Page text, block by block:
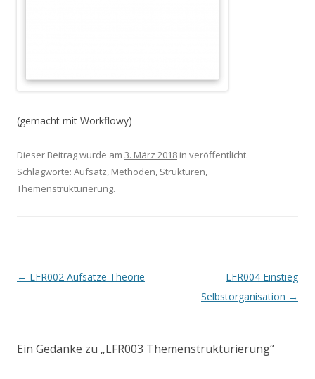
(gemacht mit Workflowy)
Dieser Beitrag wurde am 3. März 2018 in veröffentlicht.
Schlagworte: Aufsatz, Methoden, Strukturen,
Themenstrukturierung.
Beitrags-
← LFR002 Aufsätze Theorie
LFR004 Einstieg
Selbstorganisation →
Ein Gedanke zu „LFR003 Themenstrukturierung“